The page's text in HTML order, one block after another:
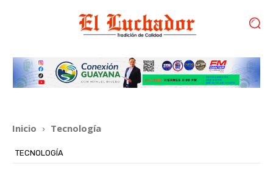
Inicio Tecnología
TECNOLOGÍA